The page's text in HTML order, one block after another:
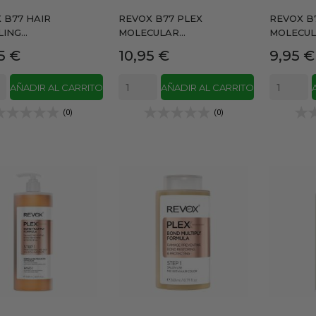
B77 HAIR
€
AÑADIR AL CARRITO
(0)
REVOX B77 PLEX
MOLECULAR...
Precio
10,95 €
AÑADIR AL CARRITO
(0)
REVOX
Precio
9,95 €